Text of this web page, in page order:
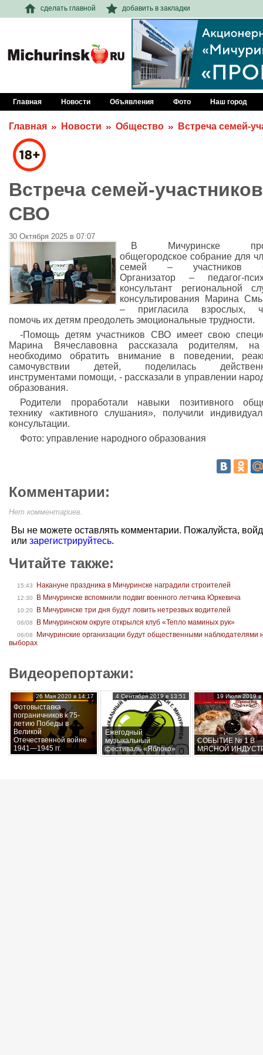
сделать главной добавить в закладки
Главная Новости Объявления Фото Наш город
Главная Новости Общество Встреча семей-
Встреча семей-участников
СВО
30 Октября 2025 в 07:07
В Мичуринске
общегородское собрание для
семей – участников
Организатор – педагог-
консультант региональной
консультирования Марина
– пригласила взрослых,
помочь их детям преодолеть эмоциональные трудности.
-Помощь детям участников СВО имеет свою
Марина Вячеславовна рассказала родителям,
необходимо обратить внимание в поведении,
самочувствии детей, поделилась
инструментами помощи, - рассказали в управлении
образования.
Родители проработали навыки позитивного
технику «активного слушания», получили
консультации.
Фото: управление народного образования
Комментарии:
Нет комментариев.
Вы не можете оставлять комментарии. Пожалуйста,
или зарегистрируйтесь.
Читайте также:
15:43 Накануне праздника в Мичуринске наградили строителей
12:30 В Мичуринске вспомнили подвиг военного летчика Юркевича
10:20 В Мичуринске три дня будут ловить нетрезвых водителей
06/08 В Мичуринском округе открылся клуб «Тепло маминых рук»
06/08
Мичуринские организации будут общественными наблюдателями
выборах
Видеорепортажи:
Фотовыставка
пограничников к 75-
летию Победы в
Великой
Отечественной войне
1941—1945 гг.
26 Мая 2020 в 14:17
Ежегодный
музыкальный
фестиваль «Яблоко»
4 Сентября 2019 в 13:51
СОБЫТИЕ № 1 В
МЯСНОЙ
19 Июля 2019 в